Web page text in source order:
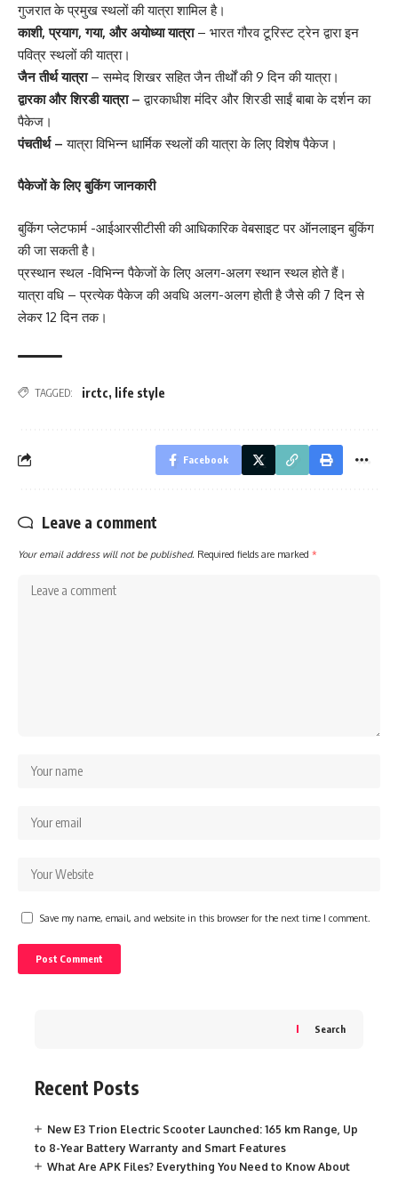
गुजरात के प्रमुख स्थलों की यात्रा शामिल है।
काशी, प्रयाग, गया, और अयोध्या यात्रा– भारत गौरव टूरिस्ट ट्रेन द्वारा इन
पवित्र स्थलों की यात्रा।
जैन तीर्थ यात्रा– सम्मेद शिखर सहित जैन तीर्थों की 9 दिन की यात्रा।
द्वारका और शिरडी यात्रा –द्वारकाधीश मंदिर और शिरडी साईं बाबा के दर्शन का
पैकेज।
पंचतीर्थ –यात्रा विभिन्न धार्मिक स्थलों की यात्रा के लिए विशेष पैकेज।
पैकेजों के लिए बुकिंग जानकारी
बुकिंग प्लेटफार्म -आईआरसीटीसी की आधिकारिक वेबसाइट पर ऑनलाइन बुकिंग
की जा सकती है।
प्रस्थान स्थल -विभिन्न पैकेजों के लिए अलग-अलग स्थान स्थल होते हैं।
यात्रा वधि – प्रत्येक पैकेज की अवधि अलग-अलग होती है जैसे की 7 दिन से
लेकर 12 दिन तक।
TAGGED: irctc, life style
Facebook
Leave a comment
Your email address will not be published. Required fields are marked *
Save my name, email, and website in this browser for the next time I comment.
Search
Recent Posts
New E3 Trion Electric Scooter Launched: 165 km Range, Up
to 8-Year Battery Warranty and Smart Features
What Are APK Files? Everything You Need to Know About